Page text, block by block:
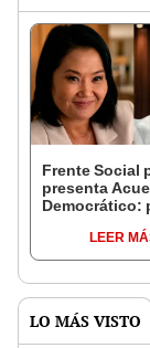
Frente Social
presenta
Democrático:
Roberto
respetar los
LEER
LO MÁS VISTO